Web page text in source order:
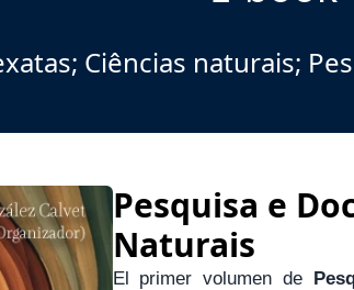
Ciências naturais;
Pesquisa e
Naturais
El primer volumen de